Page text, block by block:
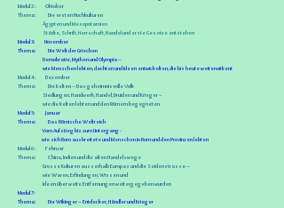
Modul 2 : Oktober
Thema: Die ersten Hochkulturen
Ägypten und Mesopotamien
Städte, Schrift, Herrschaft, Handel und erste Gesetze entstehen
Modul 3: November
Thema: Die Welt der Griechen
Demokratie, Mythen und Olympia –
wie Menschen lebten, dachten und Ideen entwickelten, die bis heute weiterwirkent
Modul 4 : Dezember
Thema: Die Kelten – Das geheimnisvolle Volk
Siedlungen, Handwerk, Handel, Druiden und Krieger –
wie die Kelten lebten und den Römern begegneten
Modul 5: Januar
Thema: Das Römische Weltreich
Vom Aufstieg bis zum Untergang -
wie sich Rom ausbreitete und Menschen in Rom und den Provinzen lebten
Modul 6 : Februar
Thema: China, Indien und die alten Handelswege
Grosse Kulturen ausserhalb Europas und die Seidenstrasse –
wie Waren, Erfindungen, Wissen und
Ideen über weite Entfernungen weitergegeben wurden
Modul 7:
Thema: Die Wikinger – Entdecker, Händler und Krieger